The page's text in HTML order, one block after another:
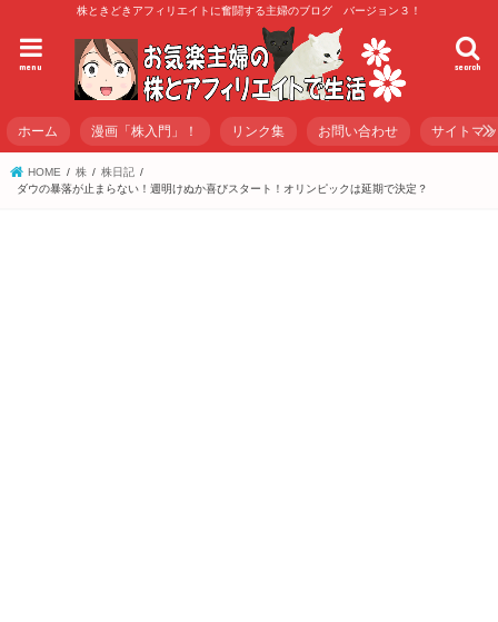
株ときどきアフィリエイトに奮闘する主婦のブログ バージョン３！
search
menu
ホーム 漫画「株入門」！ リンク集 お問い合わせ サイトマ
HOME 株
株日記
ダウの暴落が止まらない！週明けぬか喜びスタート！オリンピックは延期で決定？